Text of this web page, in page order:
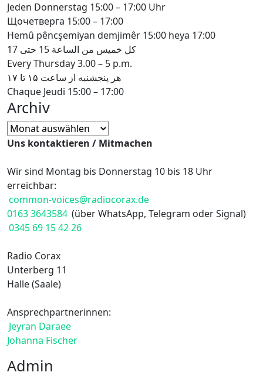
Jeden Donnerstag 15:00 – 17:00 Uhr
Щочетверга 15:00 – 17:00
Hemû pêncşemiyan demjimêr 15:00 heya 17:00
كل خميس من الساعة 15 حتى 17
Every Thursday 3.00 – 5 p.m.
هر پنجشنبه از ساعت ۱۵ تا ۱۷
Chaque Jeudi 15:00 – 17:00
Archiv
Archiv
Uns kontaktieren / Mitmachen
Wir sind Montag bis Donnerstag 10 bis 18 Uhr
erreichbar:
common-voices@radiocorax.de
0163 3643584 (über WhatsApp, Telegram oder Signal)
0345 69 15 42 26
Radio Corax
Unterberg 11
Halle (Saale)
Ansprechpartnerinnen:
Jeyran Daraee
Johanna Fischer
Admin